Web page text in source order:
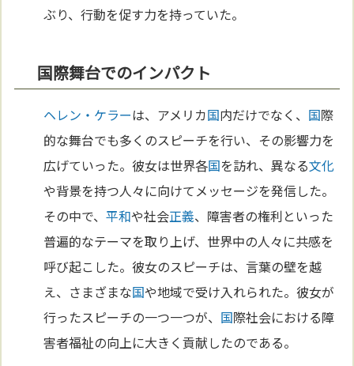
ぶり、行動を促す力を持っていた。
国際舞台でのインパクト
ヘレン・ケラーは、アメリカ国内だけでなく、 国際
的な舞台でも多くのスピーチを行い、その影響力を
広げていった。彼女は世界各国を訪れ、異なる文化
や背景を持つ人々に向けてメッセージを発信した。
その中で、平和や社会正義、障害者の権利といった
普遍的なテーマを取り上げ、世界中の人々に共感を
呼び起こした。彼女のスピーチは、言葉の壁を越
え、さまざまな国や地域で受け入れられた。彼女が
行ったスピーチの一つ一つが、 国際社会における障
害者福祉の向上に大きく貢献したのである。